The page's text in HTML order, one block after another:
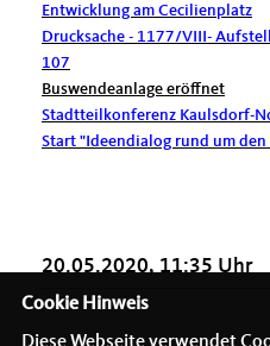
Entwicklung am Cecilienplatz
Drucksache - 1177/VIII-
107
Buswendeanlage eröffnet
Stadtteilkonferenz Kaulsdorf-
Start "Ideendialog rund um
20.05.2020, 11:35 Uhr
Cookie Hinweis